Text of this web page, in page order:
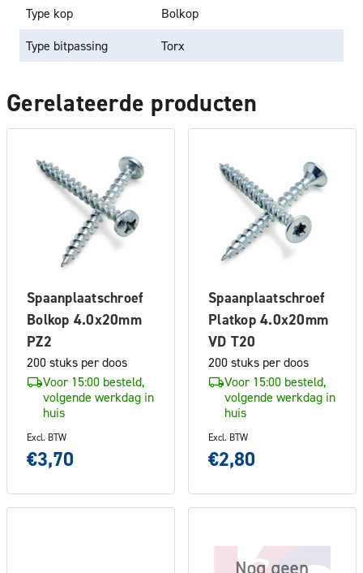
Type kop
Bolkop
Type bitpassing
Torx
Gerelateerde producten
Spaanplaatschroef
Bolkop 4.0x20mm
PZ2
200 stuks per doos
Voor 15:00 besteld,
volgende werkdag in
huis
Excl. BTW
€3,70
Spaanplaatschroef
Platkop 4.0x20mm
VD T20
200 stuks per doos
Voor 15:00 besteld,
volgende werkdag in
huis
Excl. BTW
€2,80